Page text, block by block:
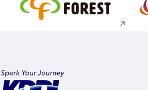
新規ウィンドウで開く